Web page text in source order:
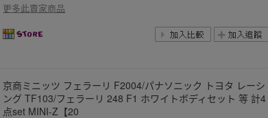
更多此賣家商品
京商ミニッツ フェラーリ F2004/パナソニック トヨタ レーシ
ング TF103/フェラーリ 248 F1 ホワイトボディセット 等 計4
点set MINI-Z【20